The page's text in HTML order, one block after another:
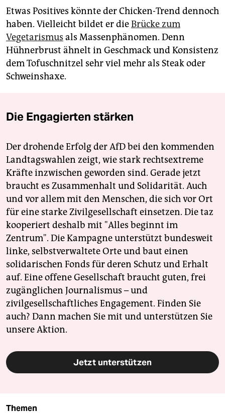
Etwas Positives könnte der Chicken-Trend dennoch
haben. Vielleicht bildet er dieBrücke zum
Vegetarismus als Massenphänomen. Denn
Hühnerbrust ähnelt in Geschmack und Konsistenz
dem Tofuschnitzel sehr viel mehr als Steak oder
Schweinshaxe.
Die Engagierten stärken
Der drohende Erfolg der AfD bei den kommenden
Landtagswahlen zeigt, wie stark rechtsextreme
Kräfte inzwischen geworden sind. Gerade jetzt
braucht es Zusammenhalt und Solidarität. Auch
und vor allem mit den Menschen, die sich vor Ort
für eine starke Zivilgesellschaft einsetzen. Die taz
kooperiert deshalb mit "Alles beginnt im
Zentrum". Die Kampagne unterstützt bundesweit
linke, selbstverwaltete Orte und baut einen
solidarischen Fonds für deren Schutz und Erhalt
auf. Eine offene Gesellschaft braucht guten, frei
zugänglichen Journalismus – und
zivilgesellschaftliches Engagement. Finden Sie
auch? Dann machen Sie mit und unterstützen Sie
unsere Aktion.
Jetzt unterstützen
Themen